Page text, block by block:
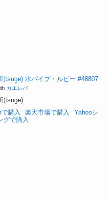
(tsuge) 水パイプ・ルビー #48807
カエレバ
(tsuge)
購入
楽天市場で購入
Yahooシ
グで購入